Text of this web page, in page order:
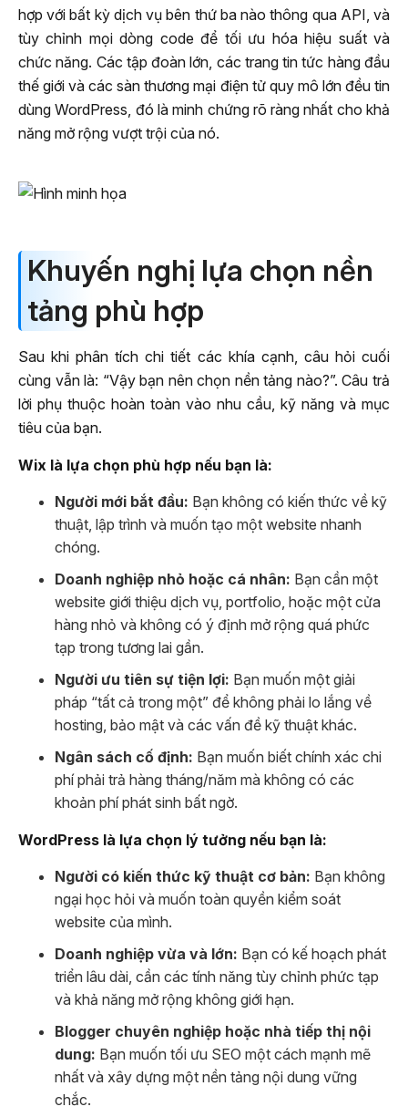
hợp với bất kỳ dịch vụ bên thứ ba nào thông qua API, và
tùy chỉnh mọi dòng code để tối ưu hóa hiệu suất và
chức năng. Các tập đoàn lớn, các trang tin tức hàng đầu
thế giới và các sàn thương mại điện tử quy mô lớn đều tin
dùng WordPress, đó là minh chứng rõ ràng nhất cho khả
năng mở rộng vượt trội của nó.
Khuyến nghị lựa chọn nền
tảng phù hợp
Sau khi phân tích chi tiết các khía cạnh, câu hỏi cuối
cùng vẫn là: “Vậy bạn nên chọn nền tảng nào?”. Câu trả
lời phụ thuộc hoàn toàn vào nhu cầu, kỹ năng và mục
tiêu của bạn.
Wix là lựa chọn phù hợp nếu bạn là:
Người mới bắt đầu: Bạn không có kiến thức về kỹ
thuật, lập trình và muốn tạo một website nhanh
chóng.
Doanh nghiệp nhỏ hoặc cá nhân: Bạn cần một
website giới thiệu dịch vụ, portfolio, hoặc một cửa
hàng nhỏ và không có ý định mở rộng quá phức
tạp trong tương lai gần.
Người ưu tiên sự tiện lợi: Bạn muốn một giải
pháp “tất cả trong một” để không phải lo lắng về
hosting, bảo mật và các vấn đề kỹ thuật khác.
Ngân sách cố định: Bạn muốn biết chính xác chi
phí phải trả hàng tháng/năm mà không có các
khoản phí phát sinh bất ngờ.
WordPress là lựa chọn lý tưởng nếu bạn là:
Người có kiến thức kỹ thuật cơ bản: Bạn không
ngại học hỏi và muốn toàn quyền kiểm soát
website của mình.
Doanh nghiệp vừa và lớn: Bạn có kế hoạch phát
triển lâu dài, cần các tính năng tùy chỉnh phức tạp
và khả năng mở rộng không giới hạn.
Blogger chuyên nghiệp hoặc nhà tiếp thị nội
dung: Bạn muốn tối ưu SEO một cách mạnh mẽ
nhất và xây dựng một nền tảng nội dung vững
chắc.